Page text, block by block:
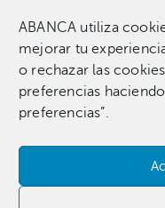
ABANCA utiliza
mejorar tu
o rechazar las
preferencias
preferencias”.
Una colección que
esculturas, fotografías,
pertenecientes a 255